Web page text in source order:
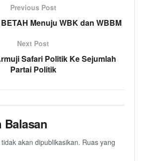
Previous Post
Menuju WBK dan WBBM
Next Post
Safari Politik Ke Sejumlah
Partai Politik
akan dipublikasikan. Ruas yang